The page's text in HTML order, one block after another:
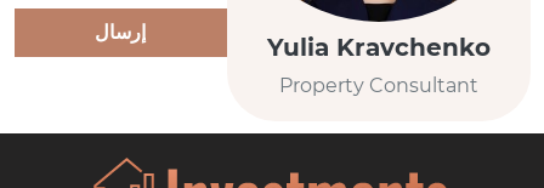
Yulia Kravchenko
Property Consultant
إرسال